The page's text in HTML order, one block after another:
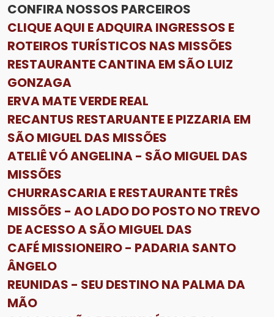
CONFIRA NOSSOS PARCEIROS
CLIQUE AQUI E ADQUIRA INGRESSOS E
ROTEIROS TURÍSTICOS NAS MISSÕES
RESTAURANTE CANTINA EM SÃO LUIZ
GONZAGA
ERVA MATE VERDE REAL
RECANTUS RESTARUANTE E PIZZARIA EM
SÃO MIGUEL DAS MISSÕES
ATELIÊ VÓ ANGELINA - SÃO MIGUEL DAS
MISSÕES
CHURRASCARIA E RESTAURANTE TRÊS
MISSÕES - AO LADO DO POSTO NO TREVO
DE ACESSO A SÃO MIGUEL DAS
CAFÉ MISSIONEIRO - PADARIA SANTO
ÂNGELO
REUNIDAS - SEU DESTINO NA PALMA DA
MÃO